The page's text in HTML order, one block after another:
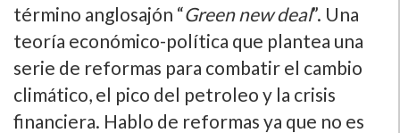
término anglosajón “Green new deal”. Una
teoría económico-política que plantea una
serie de reformas para combatir el cambio
climático, el pico del petroleo y la crisis
financiera. Hablo de reformas ya que no es